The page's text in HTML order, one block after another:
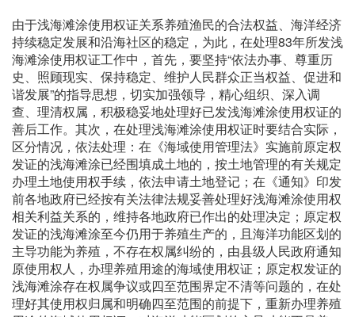
由于浅海滩涂使用权证关系养殖渔民的合法权益、海洋经济
持续稳定发展和沿海社区的稳定，为此，在处理83年所发浅
海滩涂使用权证工作中，首先，要坚持“依法办事、尊重历
史、照顾现实、保持稳定、维护人民群众正当权益、促进和
谐发展”的指导思想，切实加强领导，精心组织、深入调
查、理清权属，积极稳妥地处理好已发浅海滩涂使用权证的
善后工作。其次，在处理浅海滩涂使用权证时要结合实际，
区分情况，依法处理：在《海域使用管理法》实施前原定权
发证的浅海滩涂已经围填成土地的，按土地管理的有关规定
办理土地使用权手续，依法申请土地登记；在《通知》印发
前各地政府已经按有关法律法规妥善处理好浅海滩涂使用权
相关利益关系的，维持各地政府已作出的处理决定；原定权
发证的浅海滩涂至今仍用于养殖生产的，且海洋功能区划的
主导功能为养殖，不存在权属纠纷的，由县级人民政府通知
原使用权人，办理养殖用途的海域使用权证；原定权发证的
浅海滩涂存在权属争议或四至范围界定不清等问题的，在处
理好其使用权归属和明确四至范围的前提下，重新办理养殖